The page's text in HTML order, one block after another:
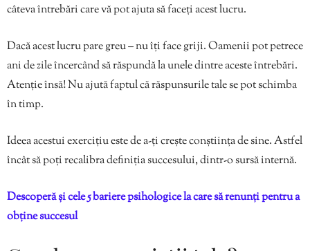
câteva întrebări care vă pot ajuta să faceți acest lucru.
Dacă acest lucru pare greu – nu îți face griji. Oamenii pot petrece
ani de zile încercând să răspundă la unele dintre aceste întrebări.
Atenție însă! Nu ajută faptul că răspunsurile tale se pot schimba
în timp.
Ideea acestui exercițiu este de a-ți crește conștiința de sine. Astfel
încât să poți recalibra definiția succesului, dintr-o sursă internă.
Descoperă și cele 5 bariere psihologice la care să renunți pentru a
obține succesul